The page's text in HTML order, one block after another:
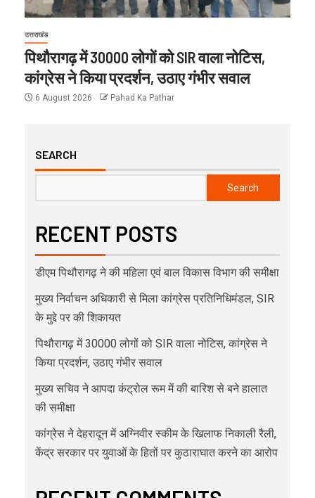
उत्तराखंड
पिथौरागढ़ में 30000 लोगों को SIR वाला नोटिस,
कांग्रेस ने किया प्रदर्शन, उठाए गंभीर सवाल
6 August 2026 Pahad Ka Pathar
SEARCH
Search
RECENT POSTS
डीएम पिथौरागढ़ ने की महिला एवं बाल विकास विभाग की समीक्षा
मुख्य निर्वाचन अधिकारी से मिला कांग्रेस प्रतिनिधिमंडल, SIR
के मुद्दे पर की शिकायत
पिथौरागढ़ में 30000 लोगों को SIR वाला नोटिस, कांग्रेस ने
किया प्रदर्शन, उठाए गंभीर सवाल
मुख्य सचिव ने आपदा कंट्रोल रूम में की बारिश से बने हालात
की समीक्षा
कांग्रेस ने देहरादून में अग्निवीर स्कीम के खिलाफ निकाली रैली,
केंद्र सरकार पर युवाओं के हितों पर कुठाराघात करने का आरोप